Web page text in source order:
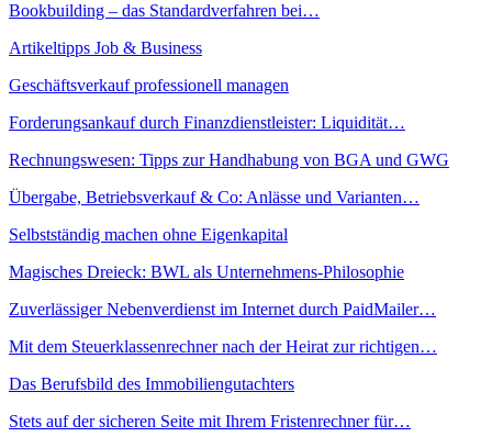
Bookbuilding – das Standardverfahren bei…
Artikeltipps Job & Business
Geschäftsverkauf professionell managen
Forderungsankauf durch Finanzdienstleister: Liquidität…
Rechnungswesen: Tipps zur Handhabung von BGA und GWG
Übergabe, Betriebsverkauf & Co: Anlässe und Varianten…
Selbstständig machen ohne Eigenkapital
Magisches Dreieck: BWL als Unternehmens-Philosophie
Zuverlässiger Nebenverdienst im Internet durch PaidMailer…
Mit dem Steuerklassenrechner nach der Heirat zur richtigen…
Das Berufsbild des Immobiliengutachters
Stets auf der sicheren Seite mit Ihrem Fristenrechner für…